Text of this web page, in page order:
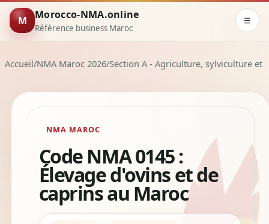
M Morocco-NMA.online
Référence business Maroc
☰
Accueil/NMA Maroc 2026/Section A - Agriculture, sylviculture et
NMA MAROC
Code NMA 0145 :
Élevage d'ovins et de
caprins au Maroc